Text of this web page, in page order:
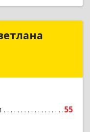
55
Светлана
Подробнее